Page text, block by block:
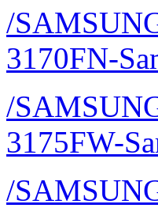
/
3170FN-
/
3175FW-
/